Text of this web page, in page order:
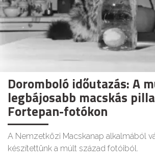
Doromboló időutazás: A
legbájosabb macskás
Fortepan-fotókon
A Nemzetközi Macskanap alkalmából
készítettünk a múlt század fotóiból.